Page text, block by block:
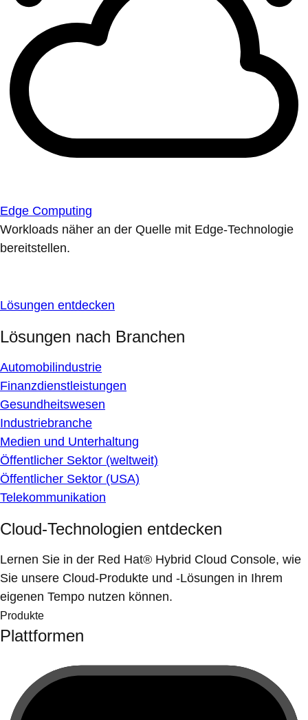
Edge Computing
Workloads näher an der Quelle mit Edge-Technologie
bereitstellen.
Lösungen entdecken
Lösungen nach Branchen
Automobilindustrie
Finanzdienstleistungen
Gesundheitswesen
Industriebranche
Medien und Unterhaltung
Öffentlicher Sektor (weltweit)
Öffentlicher Sektor (USA)
Telekommunikation
Cloud-Technologien entdecken
Lernen Sie in der Red Hat® Hybrid Cloud Console, wie
Sie unsere Cloud-Produkte und -Lösungen in Ihrem
eigenen Tempo nutzen können.
Produkte
Plattformen